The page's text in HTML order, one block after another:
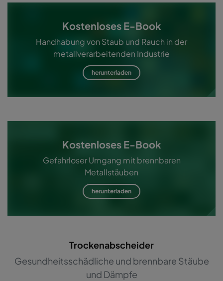
Kostenloses E-Book
Handhabung von Staub und Rauch in der
metallverarbeitenden Industrie
herunterladen
Kostenloses E-Book
Gefahrloser Umgang mit brennbaren
Metallstäuben
herunterladen
Trockenabscheider
Gesundheitsschädliche und brennbare Stäube
und Dämpfe